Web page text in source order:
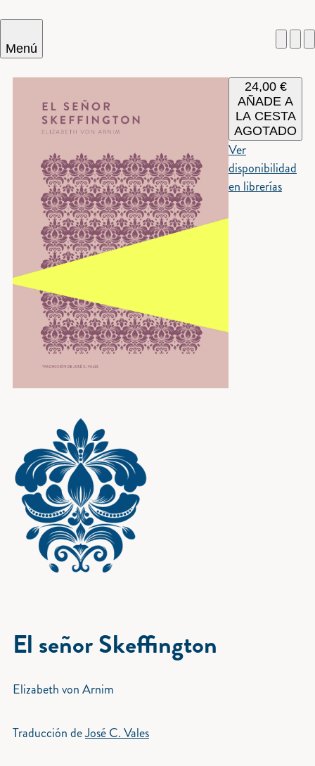
Menú
El señor Skeffington
Elizabeth von Arnim
Traducción deJosé C. Vales
24,00 €
AÑADE A
LA CESTA
AGOTADO
Ver
disponibilidad
en librerías